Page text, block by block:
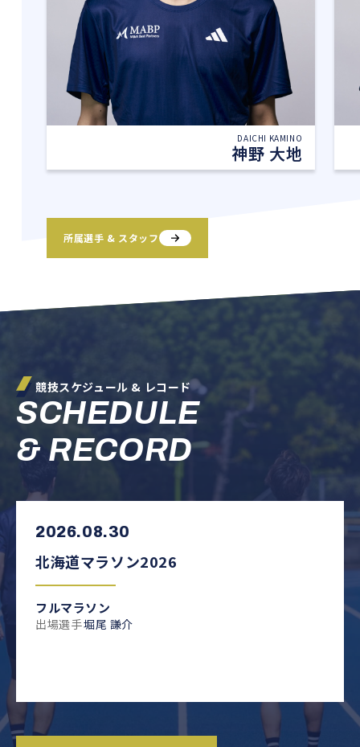
DAICHI KAMINO
神野 大地
所属選手 & スタッフ
競技スケジュール & レコード
SCHEDULE
& RECORD
2026.08.30
北海道マラソン2026
フルマラソン
出場選手堀尾 謙介